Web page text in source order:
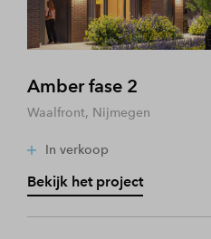
Amber fase 2
Waalfront, Nijmegen
In verkoop
Bekijk het project